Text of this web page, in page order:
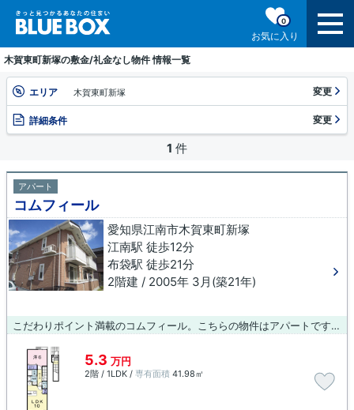
お気に入り
0
木賀東町新塚の敷金/礼金なし物件 情報一覧
エリア 木賀東町新塚 変更
詳細条件 変更
1 件
アパート
コムフィール
愛知県江南市木賀東町新塚
江南駅 徒歩12分
布袋駅 徒歩21分
2階建 / 2005年 3月(築21年)
こだわりポイント満載のコムフィール。こちらの物件はアパートです。こちらの物件は、駅へも徒歩12分と歩いてアクセスできます。賃貸物件を探すなら、快適に暮らせる物件が良いですよね。そんな方にぴったりな物件が豊富にあります。当社は多種多様な物件情報を取り扱っているので、きっと希望する物件が見つかるでしょう。
5.3 万円
2階 / 1LDK / 専有面積 41.98㎡